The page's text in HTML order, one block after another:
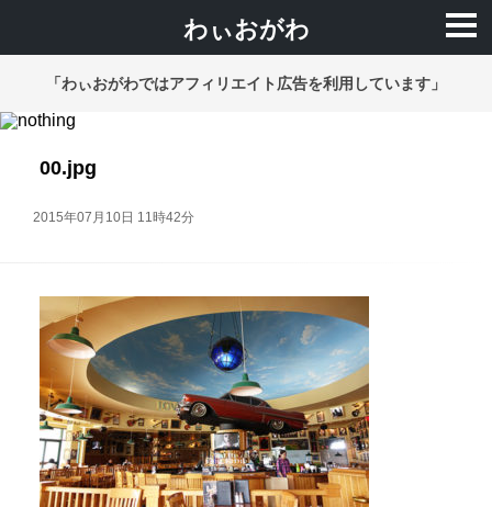
わぃおがわ
「わぃおがわではアフィリエイト広告を利用しています」
00.jpg
2015年07月10日 11時42分